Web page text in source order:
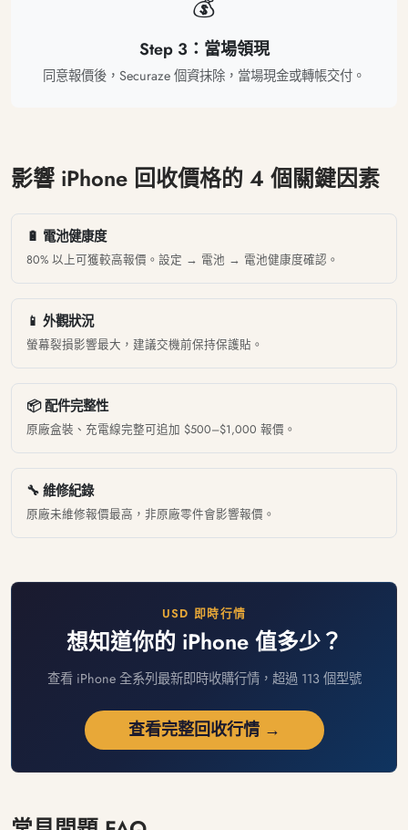
Step 3：當場領現
同意報價後，Securaze 個資抹除，當場現金或轉帳交付。
影響 iPhone 回收價格的 4 個關鍵因素
🔋 電池健康度
80% 以上可獲較高報價。設定 → 電池 → 電池健康度確認。
📱 外觀狀況
螢幕裂損影響最大，建議交機前保持保護貼。
📦 配件完整性
原廠盒裝、充電線完整可追加 $500–$1,000 報價。
🔧 維修紀錄
原廠未維修報價最高，非原廠零件會影響報價。
USD 即時行情
想知道你的 iPhone 值多少？
查看 iPhone 全系列最新即時收購行情，超過 113 個型號
查看完整回收行情 →